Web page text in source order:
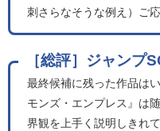
刺さらなそうな例え）ご
［総評］ジャンプ
最終候補に残った作品は
モンズ・エンプレス』は
界観を上手く説明しきれ